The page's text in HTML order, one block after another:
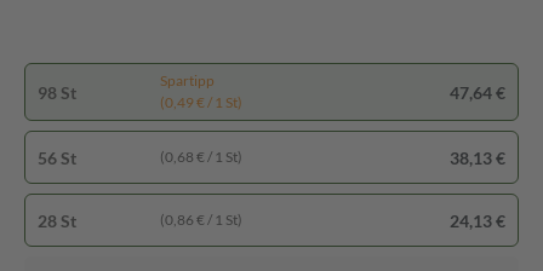
98 St
Spartipp
(0,49 € / 1 St)
47,64 €
56 St (0,68 € / 1 St) 38,13 €
28 St (0,86 € / 1 St) 24,13 €